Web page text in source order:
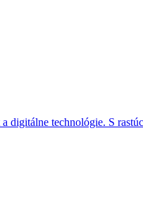
technológie. S